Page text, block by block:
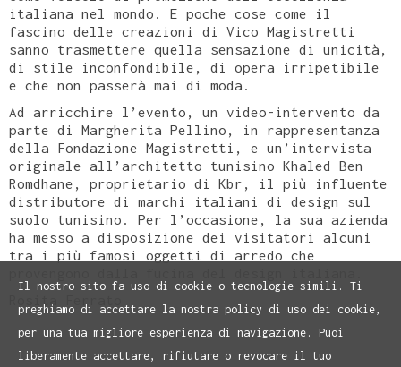
italiana nel mondo. E poche cose come il
fascino delle creazioni di Vico Magistretti
sanno trasmettere quella sensazione di unicità,
di stile inconfondibile, di opera irripetibile
e che non passerà mai di moda.
Ad arricchire l’evento, un video-intervento da
parte di Margherita Pellino, in rappresentanza
della Fondazione Magistretti, e un’intervista
originale all’architetto tunisino Khaled Ben
Romdhane, proprietario di Kbr, il più influente
distributore di marchi italiani di design sul
suolo tunisino. Per l’occasione, la sua azienda
ha messo a disposizione dei visitatori alcuni
tra i più famosi oggetti di arredo che
Il nostro sito fa uso di cookie o tecnologie simili. Ti
preghiamo di accettare la nostra policy di uso dei cookie,
per una tua migliore esperienza di navigazione. Puoi
liberamente accettare, rifiutare o revocare il tuo